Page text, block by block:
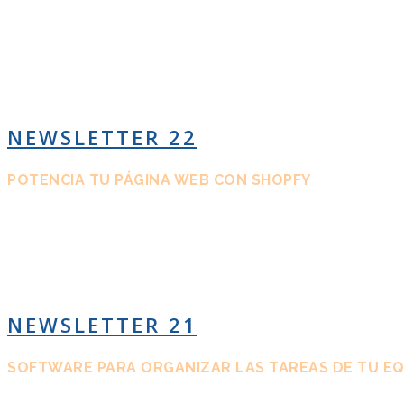
NEWSLETTER 22
POTENCIA TU PÁGINA WEB CON SHOPFY
NEWSLETTER 21
SOFTWARE PARA ORGANIZAR LAS TAREAS DE TU